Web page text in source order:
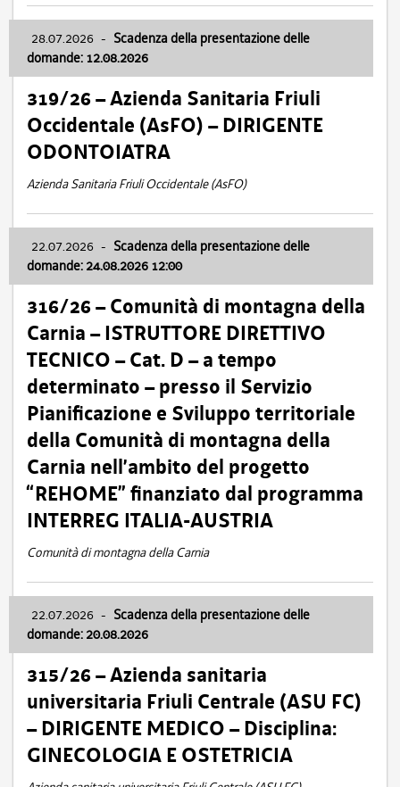
28.07.2026 - Scadenza della presentazione delle
domande: 12.08.2026
319/26 – Azienda Sanitaria Friuli
Occidentale (AsFO) – DIRIGENTE
ODONTOIATRA
Azienda Sanitaria Friuli Occidentale (AsFO)
22.07.2026 - Scadenza della presentazione delle
domande: 24.08.2026 12:00
316/26 – Comunità di montagna della
Carnia – ISTRUTTORE DIRETTIVO
TECNICO – Cat. D – a tempo
determinato – presso il Servizio
Pianificazione e Sviluppo territoriale
della Comunità di montagna della
Carnia nell’ambito del progetto
“REHOME” finanziato dal programma
INTERREG ITALIA-AUSTRIA
Comunità di montagna della Carnia
22.07.2026 - Scadenza della presentazione delle
domande: 20.08.2026
315/26 – Azienda sanitaria
universitaria Friuli Centrale (ASU FC)
– DIRIGENTE MEDICO – Disciplina:
GINECOLOGIA E OSTETRICIA